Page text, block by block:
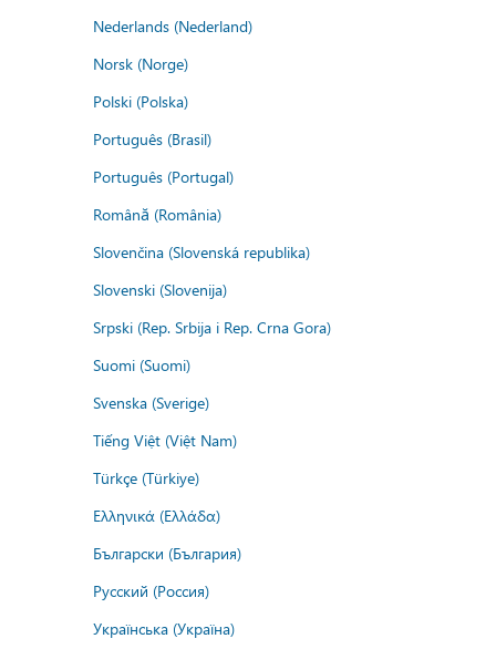
Nederlands (Nederland)
Norsk (Norge)
Polski (Polska)
Português (Brasil)
Português (Portugal)
Română (România)
Slovenčina (Slovenská republika)
Slovenski (Slovenija)
Srpski (Rep. Srbija i Rep. Crna Gora)
Suomi (Suomi)
Svenska (Sverige)
Tiếng Việt (Việt Nam)
Türkçe (Türkiye)
Ελληνικά (Ελλάδα)
Български (България)
Русский (Россия)
Українська (Україна)